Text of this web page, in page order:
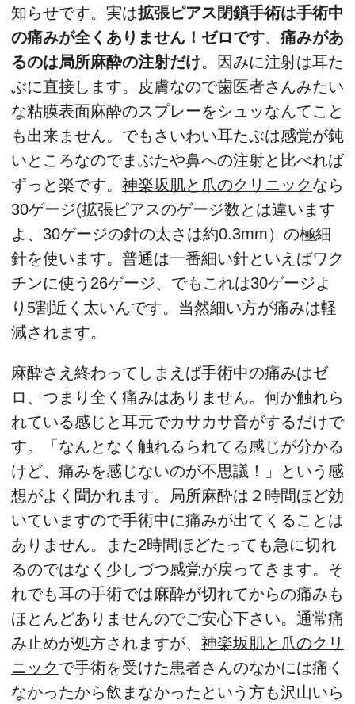
知らせです。実は拡張ピアス閉鎖手術は手術中
の痛みが全くありません！ゼロです、 痛みがあ
るのは局所麻酔の注射だけ。因みに注射は耳た
ぶに直接します。皮膚なので歯医者さんみたい
な粘膜表面麻酔のスプレーをシュッなんてこと
も出来ません。でもさいわい耳たぶは感覚が鈍
いところなのでまぶたや鼻への注射と比べれば
ずっと楽です。 神楽坂肌と爪のクリニックなら
30ゲージ(拡張ピアスのゲージ数とは違います
よ、30ゲージの針の太さは約0.3mm）の極細
針を使います。普通は一番細い針といえばワク
チンに使う26ゲージ、でもこれは30ゲージよ
り5割近く太いんです。当然細い方が痛みは軽
減されます。
麻酔さえ終わってしまえば手術中の痛みはゼ
ロ、つまり全く痛みはありません。何か触れら
れている感じと耳元でカサカサ音がするだけで
す。「なんとなく触れるられてる感じが分かる
けど、痛みを感じないのが不思議！」という感
想がよく聞かれます。局所麻酔は２時間ほど効
いていますので手術中に痛みが出てくることは
ありません。また2時間ほどたっても急に切れ
るのではなく少しづつ感覚が戻ってきます。そ
れでも耳の手術では麻酔が切れてからの痛みも
ほとんどありませんのでご安心下さい。通常痛
み止めが処方されますが、 神楽坂肌と爪のクリ
ニックで手術を受けた患者さんのなかには痛く
なかったから飲まなかったという方も沢山いら